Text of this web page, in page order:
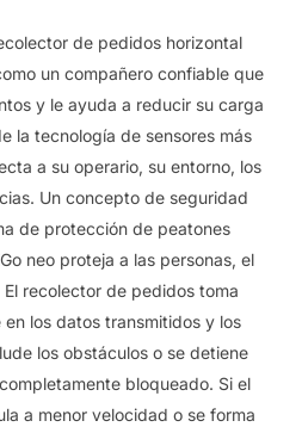
de pedidos horizontal
un compañero confiable que
y le ayuda a reducir su carga
la tecnología de sensores más
a su operario, su entorno, los
Un concepto de seguridad
de protección de peatones
neo proteja a las personas, el
recolector de pedidos toma
los datos transmitidos y los
los obstáculos o se detiene
bloqueado. Si el
a menor velocidad o se forma